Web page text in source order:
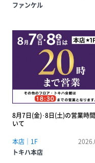
ファンケル
8月7日(金)･8日(土)の営業時
いて
本店｜1F
トキハ本店